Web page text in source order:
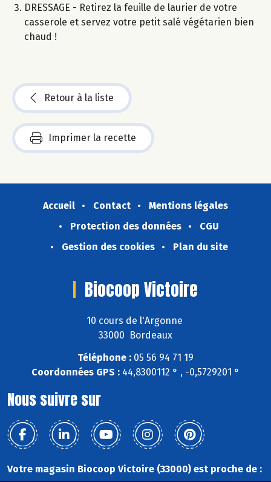
DRESSAGE - Retirez la feuille de laurier de votre
casserole et servez votre petit salé végétarien bien
chaud !
Retour à la liste
Imprimer la recette
Accueil Contact
Mentions légales
Protection des données
CGU
Gestion des cookies
Plan du site
Biocoop Victoire
10 cours de l'Argonne
33000 Bordeaux
Téléphone : 05 56 94 71 19
Coordonnées GPS : 44,8300112 ° , -0,5729201 °
Nous suivre sur
Votre magasin Biocoop Victoire (33000) est proche de :